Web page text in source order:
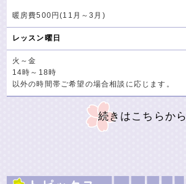
暖房費500円(11月～3月)
レッスン曜日
火～金
14時～18時
以外の時間帯ご希望の場合相談に応じます。
続きはこちらから